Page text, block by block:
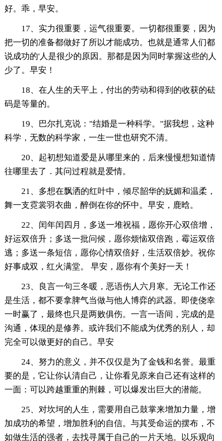
好。乖，早安。
17、实力很重要，运气很重要。一切都很重要，因为
把一切的准备都做好了所以才能成功。也就是通常人们都
说成功的'人是很少的原因。那都是因为同时掌握这些的人
少了。早安！
18、在人生的天平上，付出的劳动和得到的收获的砝
码是等量的。
19、巴尔扎克说："结婚是一种科学。"据我想，这种
科学，无数的科学家，一生一世也研究不清。
20、起初想知道爱是从哪里来的，后来慢慢想知道情
往哪里去了．其问过程就是爱情。
21、多想在飘洒的红叶中，倾尽韶华的妩媚和温柔，
舞一支霓裳羽衣曲，醉倒在你的怀中。早安，鹿晗。
22、闰年闰四月，多送一堆祝福，愿你开心双倍增，
好运双倍升；多送一批问候，愿你烦恼双倍跑，霉运双倍
逃；多送一条短信，愿你心情双倍好，生活双倍妙。祝你
好事成双，红火满堂。 早安，愿你有个美好一天！
23、良言一句三冬暖，恶语伤人六月寒。无论工作还
是生活，都不要拿脾气当做与他人博弈的武器。即使侥幸
一时赢了，最终也只是两败俱伤。一言一语间，完成的是
沟通，体现的是修养。或许我们不能成为优秀的别人，却
完全可以做更好的自己。早安
24、努力的意义，并不仅仅是为了金钱和名誉。最重
要的是，它让你认清自己，让你看见原来自己还有这样的
一面：可以跨越重重的荆棘，可以爆发出巨大的潜能。
25、对坎坷的人生，需要用自己鼓掌来增加力量，增
加成功的希望，增加胜利的自信。与其受命运的摆布，不
如做生活的强者，去找寻属于自己的一片天地。以乐观向